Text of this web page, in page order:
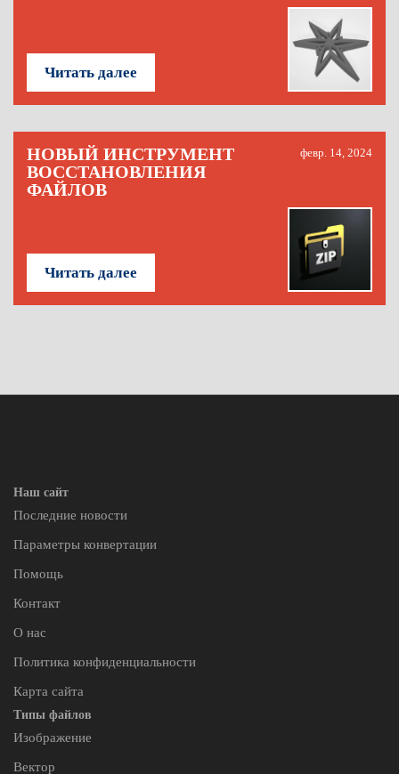
Читать далее
НОВЫЙ ИНСТРУМЕНТ
ВОССТАНОВЛЕНИЯ
ФАЙЛОВ
февр. 14, 2024
Читать далее
Наш сайт
Последние новости
Параметры конвертации
Помощь
Контакт
О нас
Политика конфиденциальности
Карта сайта
Типы файлов
Изображение
Вектор